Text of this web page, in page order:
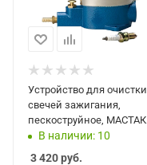
Устройство для очистки
свечей зажигания,
пескоструйное, МАСТАК
103-12010
В наличии: 10
3 420руб.